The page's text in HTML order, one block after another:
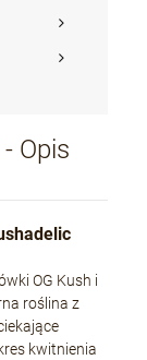
Opis
OG Kush i
roślina z
kwitnienia